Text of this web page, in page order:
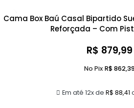
Cama Box Baú Casal Bipartido
Reforçada – Com
R$ 879,99
Em até 12x de R$ 88,41
No Pix R$